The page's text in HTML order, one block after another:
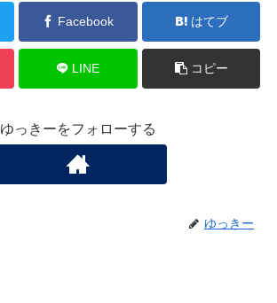
Facebook はてブ
LINE コピー
ゆっきーをフォローする
ゆっきー